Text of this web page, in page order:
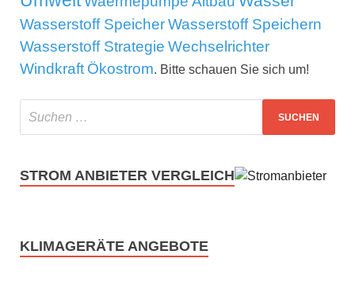
Wasserstoff SpeicherWasserstoff Speichern
Wasserstoff Strategie Wechselrichter
Windkraft Ökostrom. Bitte schauen Sie sich um!
STROM ANBIETER VERGLEICH
KLIMAGERÄTE ANGEBOTE